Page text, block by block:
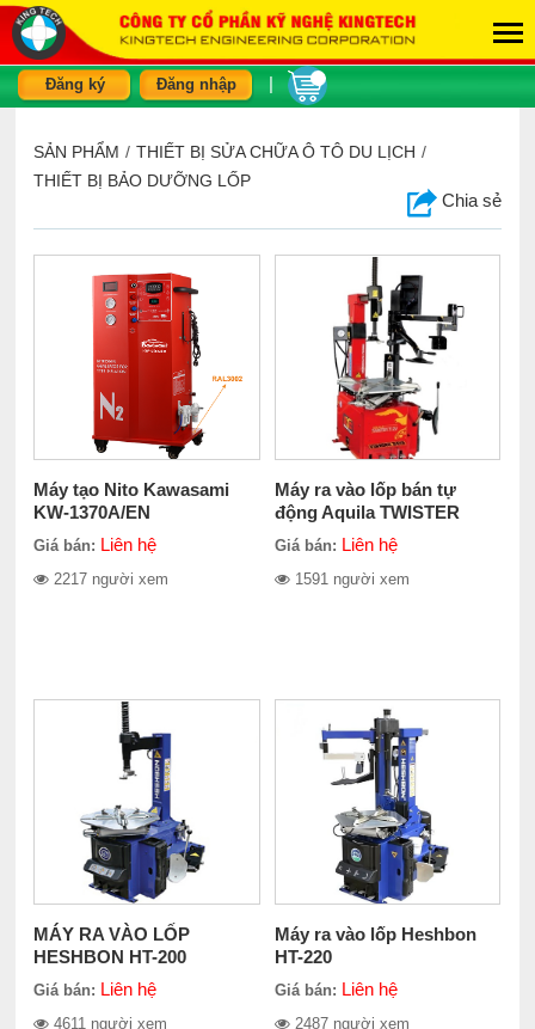
Đăng ký Đăng nhập
SẢN PHẨM / THIẾT BỊ SỬA CHỮA Ô TÔ DU LỊCH /
THIẾT BỊ BẢO DƯỠNG LỐP
Chia sẻ
Máy tạo Nito Kawasami
KW-1370A/EN
Giá bán: Liên hệ
2217 người xem
Máy ra vào lốp bán tự
động Aquila TWISTER
Giá bán: Liên hệ
1591 người xem
MÁY RA VÀO LỐP
HESHBON HT-200
Giá bán: Liên hệ
4611 người xem
Máy ra vào lốp Heshbon
HT-220
Giá bán: Liên hệ
2487 người xem